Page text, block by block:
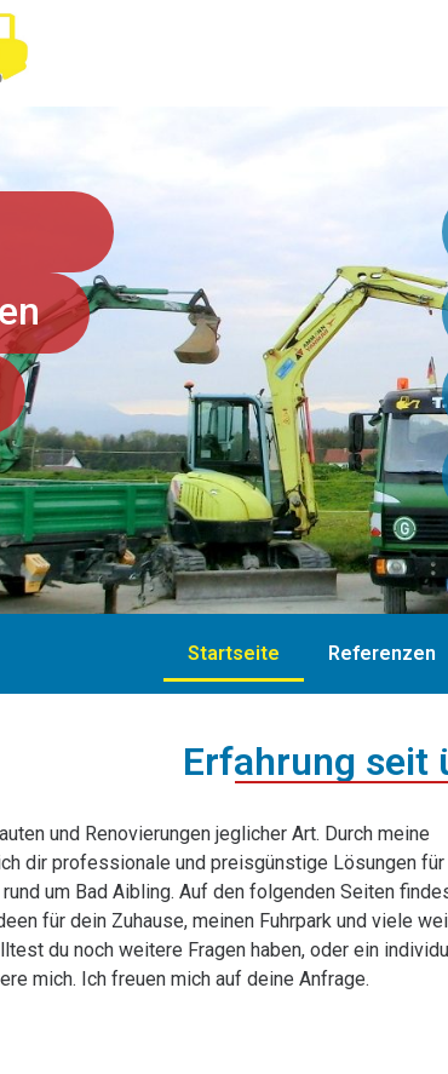
Startseite Referenzen
Erfahrung seit
und Renovierungen jeglicher Art. Durch meine
dir professionale und preisgünstige Lösungen
um Bad Aibling. Auf den folgenden Seiten
für dein Zuhause, meinen Fuhrpark und viele
du noch weitere Fragen haben, oder ein
mich. Ich freuen mich auf deine Anfrage.